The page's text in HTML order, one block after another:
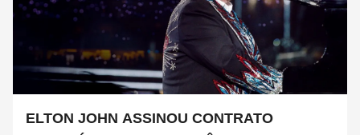
ELTON JOHN ASSINOU CONTRATO